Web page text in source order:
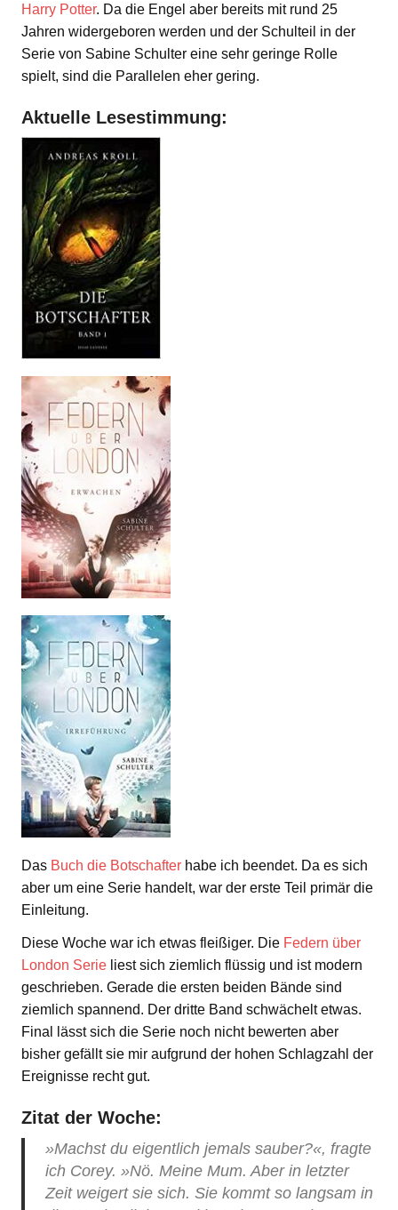
Harry Potter. Da die Engel aber bereits mit rund 25
Jahren widergeboren werden und der Schulteil in der
Serie von Sabine Schulter eine sehr geringe Rolle
spielt, sind die Parallelen eher gering.
Aktuelle Lesestimmung:
Das Buch die Botschafter habe ich beendet. Da es sich
aber um eine Serie handelt, war der erste Teil primär die
Einleitung.
Diese Woche war ich etwas fleißiger. Die Federn über
London Serie liest sich ziemlich flüssig und ist modern
geschrieben. Gerade die ersten beiden Bände sind
ziemlich spannend. Der dritte Band schwächelt etwas.
Final lässt sich die Serie noch nicht bewerten aber
bisher gefällt sie mir aufgrund der hohen Schlagzahl der
Ereignisse recht gut.
Zitat der Woche:
»Machst du eigentlich jemals sauber?«, fragte
ich Corey. »Nö. Meine Mum. Aber in letzter
Zeit weigert sie sich. Sie kommt so langsam in